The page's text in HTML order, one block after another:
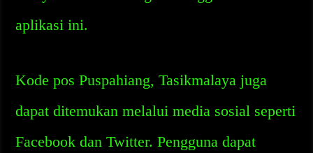
aplikasi ini.
Kode pos Puspahiang, Tasikmalaya juga
dapat ditemukan melalui media sosial seperti
Facebook dan Twitter. Pengguna dapat